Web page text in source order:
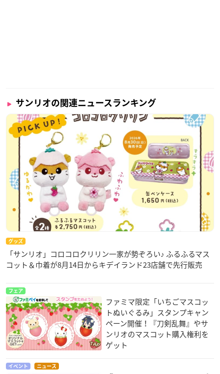
サンリオの関連ニュースランキング
グッズ
「サンリオ」コロコロクリリン一家が勢ぞろい♪ ふるふるマス
コット＆巾着が8月14日からキデイランド23店舗で先行販売
フェア
ファミマ限定「いちごマスコッ
トぬいぐるみ」スタンプキャン
ペーン開催！『刀剣乱舞』やサ
ンリオのマスコット購入権利を
ゲット
イベント ニュース